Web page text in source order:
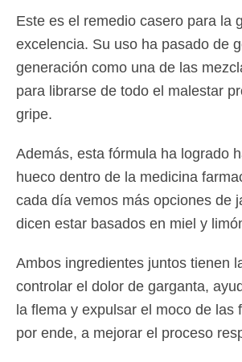
Este es el remedio casero para la
excelencia. Su uso ha pasado de
generación como una de las
para librarse de todo el malestar
gripe.
Además, esta fórmula ha logrado
hueco dentro de la medicina
cada día vemos más opciones de
dicen estar basados en miel y
Ambos ingredientes juntos tienen
controlar el dolor de garganta,
la flema y expulsar el moco de las
por ende, a mejorar el proceso